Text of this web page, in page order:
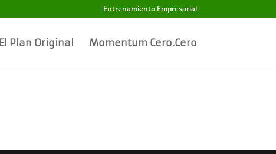
Entrenamiento Empresarial
El Plan Original Momentum Cero.Cero